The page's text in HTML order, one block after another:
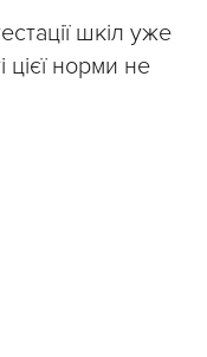
шкіл уже
цієї норми не